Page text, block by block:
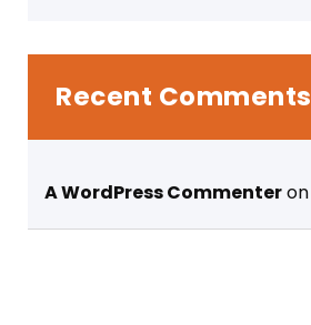
Recent Comments
A WordPress Commenteron